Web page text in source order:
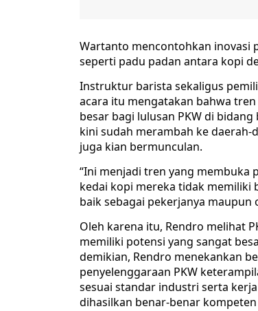
Wartanto mencontohkan inovasi
seperti padu padan antara kopi
Instruktur barista sekaligus
acara itu mengatakan bahwa
besar bagi lulusan PKW di
kini sudah merambah ke
juga kian bermunculan.
“Ini menjadi tren yang membuka
kedai kopi mereka tidak memiliki
baik sebagai pekerjanya
Oleh karena itu, Rendro melihat
memiliki potensi yang sangat
demikian, Rendro menekankan
penyelenggaraan PKW
sesuai standar industri serta
dihasilkan benar-benar